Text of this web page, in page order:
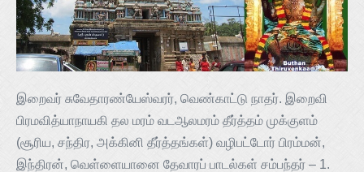
இறைவர் சுவேதாரண்யேஸ்வரர், வெண்காட்டு நாதர். இறைவி
பிரமவித்யாநாயகி தல மரம் வடஆலமரம் தீர்த்தம் முக்குளம்
(சூரிய, சந்திர, அக்கினி தீர்த்தங்கள்) வழிபட்டோர் பிரம்மன்,
இந்திரன், வெள்ளையானை தேவாரப் பாடல்கள் சம்பந்தர் – 1.